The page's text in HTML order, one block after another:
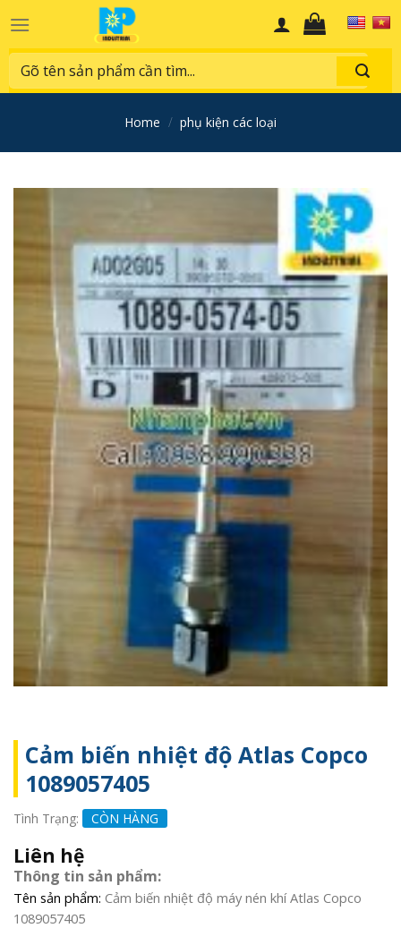
to
content
Search
for:
home / phụ kiện các loại
Cảm biến nhiệt độ Atlas Copco
1089057405
Tình Trạng: CÒN HÀNG
Liên hệ
Thông tin sản phẩm:
Tên sản phẩm: Cảm biến nhiệt độ máy nén khí Atlas Copco
1089057405